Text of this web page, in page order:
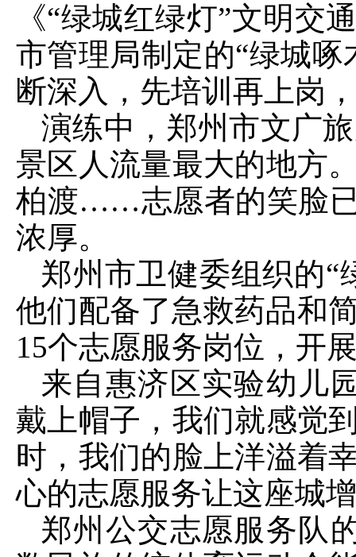
《“绿城红绿灯”文明交
市管理局制定的“绿城
断深入，先培训再上岗
演练中，郑州市文广
景区人流量最大的地方
柏渡……志愿者的笑脸已
浓厚。
郑州市卫健委组织的“
他们配备了急救药品和
15个志愿服务岗位，开
来自惠济区实验幼儿
戴上帽子，我们就感觉
时，我们的脸上洋溢着
心的志愿服务让这座城
郑州公交志愿服务队